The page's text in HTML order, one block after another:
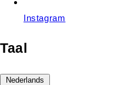
Instagram
Taal
Nederlands